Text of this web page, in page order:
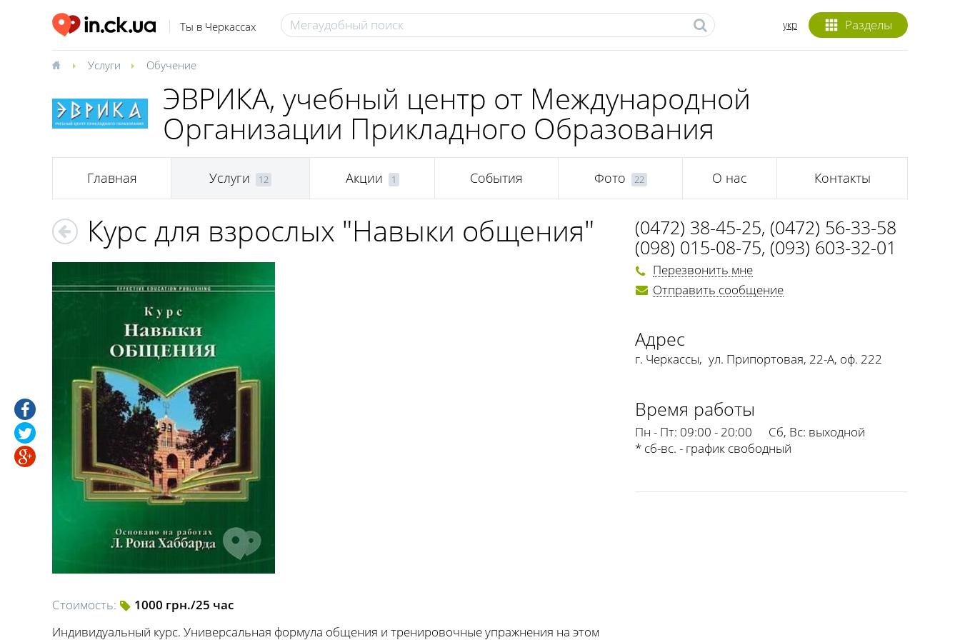
Ты в Черкассах Разделы
укр
Услуги Обучение
ЭВРИКА, учебный центр от Международной
Организации Прикладного Образования
Главная Услуги 12 Акции 1 События Фото 22 О нас Контакты
Курс для взрослых "Навыки общения"
Стоимость:
1000 грн./25 час
Индивидуальный курс. Универсальная формула общения и тренировочные упражнения на этом
(0472) 38-45-25, (0472) 56-33-58
(098) 015-08-75, (093) 603-32-01
Перезвонить мне
Отправить сообщение
Адрес
г. Черкассы, ул. Припортовая, 22-А, оф. 222
Время работы
Пн - Пт: 09:00 - 20:00 Сб, Вс: выходной
* сб-вс. - график свободный